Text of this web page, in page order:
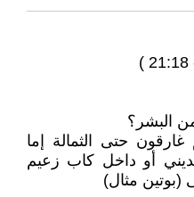
البشر؟
حتى الثمالة إما
أو داخل كاب زعيم
(بوتين مثال)